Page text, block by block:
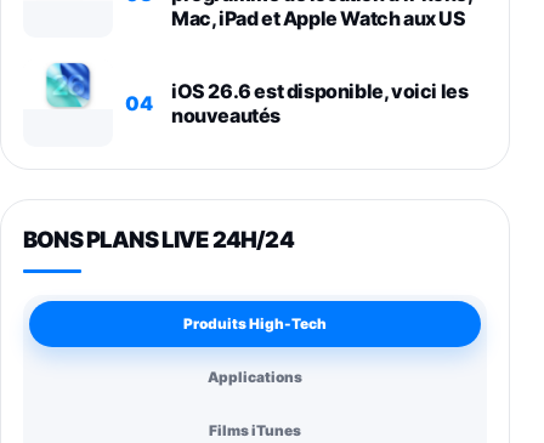
Mac, iPad et Apple Watch aux US
04
iOS 26.6 est disponible, voici les
nouveautés
BONS PLANS LIVE 24H/24
Produits High-Tech
Applications
Films iTunes